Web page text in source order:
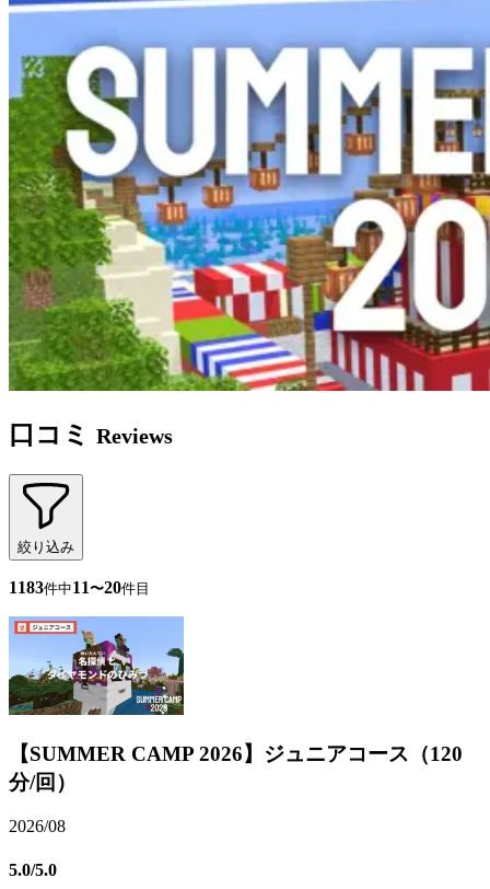
口コミ Reviews
絞り込み
1183件中11〜20件目
【SUMMER CAMP 2026】ジュニアコース（120
分/回）
2026/08
5.0/5.0